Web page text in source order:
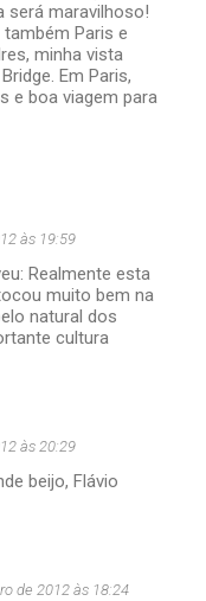
será maravilhoso!
Paris e
minha vista
Em Paris,
e boa viagem para
às 19:59
Realmente esta
muito bem na
natural dos
cultura
às 20:29
beijo, Flávio
de 2012 às 18:24